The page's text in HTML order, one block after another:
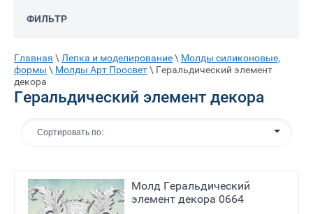
ФИЛЬТР
Главная \ Лепка и моделирование\ Молды силиконовые,
формы \ Молды Арт Просвет\ Геральдический элемент
декора
Геральдический элемент декора
Сортировать по:
Молд Геральдический
элемент декора 0664